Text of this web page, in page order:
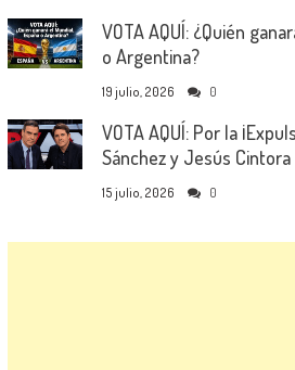
VOTA AQUÍ: ¿Quién
o Argentina?
19 julio, 2026 0
VOTA AQUÍ: Por la
Sánchez y Jesús Cintora
15 julio, 2026 0